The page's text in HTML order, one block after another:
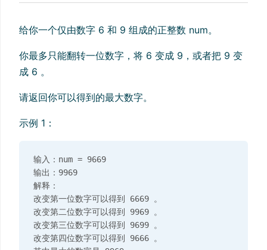
给你一个仅由数字 6 和 9 组成的正整数 num。
你最多只能翻转一位数字，将 6 变成 9，或者把 9 变
成 6 。
请返回你可以得到的最大数字。
示例 1：
输入：num = 9669
输出：9969
解释：
改变第一位数字可以得到 6669 。
改变第二位数字可以得到 9969 。
改变第三位数字可以得到 9699 。
改变第四位数字可以得到 9666 。